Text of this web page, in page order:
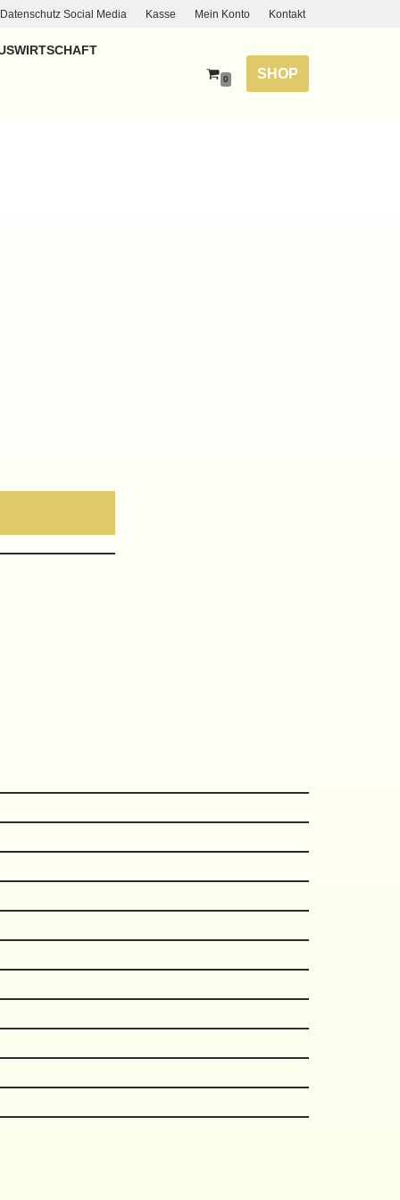
Datenschutz Social Media Kasse Mein Konto Kontakt
0 SHOP